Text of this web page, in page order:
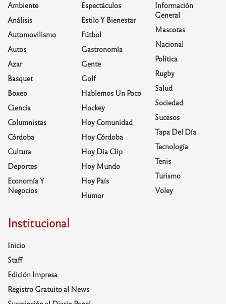
Ambiente
Análisis
Automovilismo
Autos
Azar
Basquet
Boxeo
Ciencia
Columnistas
Córdoba
Cultura
Deportes
Economía Y
Negocios
Espectáculos
Estilo Y Bienestar
Fútbol
Gastronomía
Gente
Golf
Hablemos Un Poco
Hockey
Hoy Comunidad
Hoy Córdoba
Hoy Día Clip
Hoy Mundo
Hoy País
Humor
Información
General
Mascotas
Nacional
Política
Rugby
Salud
Sociedad
Sucesos
Tapa Del Día
Tecnología
Tenis
Turismo
Voley
Institucional
Inicio
Staff
Edición Impresa
Registro Gratuito al News